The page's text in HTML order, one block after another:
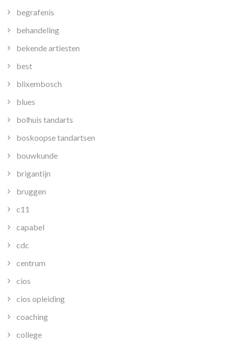
begrafenis
behandeling
bekende artiesten
best
blixembosch
blues
bolhuis tandarts
boskoopse tandartsen
bouwkunde
brigantijn
bruggen
c11
capabel
cdc
centrum
cios
cios opleiding
coaching
college